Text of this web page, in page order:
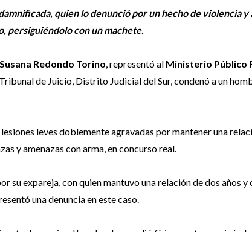
quien lo denunció por un hecho de violencia y
persiguiéndolo con un machete.
Redondo Torino , representó al Ministerio Público
de Juicio, Distrito Judicial del Sur, condenó a un
leves doblemente agravadas por mantener una
y amenazas con arma, en concurso real.
su expareja, con quien mantuvo una relación de dos años y
una denuncia en este caso.